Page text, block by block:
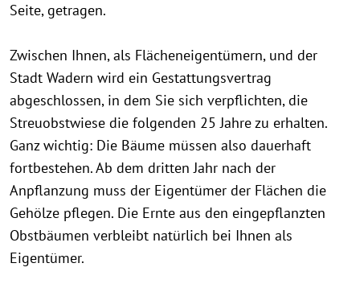
Seite, getragen.
Zwischen Ihnen, als Flächeneigentümern, und der
Stadt Wadern wird ein Gestattungsvertrag
abgeschlossen, in dem Sie sich verpflichten, die
Streuobstwiese die folgenden 25 Jahre zu erhalten.
Ganz wichtig: Die Bäume müssen also dauerhaft
fortbestehen. Ab dem dritten Jahr nach der
Anpflanzung muss der Eigentümer der Flächen die
Gehölze pflegen. Die Ernte aus den eingepflanzten
Obstbäumen verbleibt natürlich bei Ihnen als
Eigentümer.